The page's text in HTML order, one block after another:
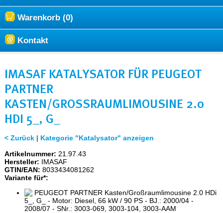
Warenkorb (0)
Kontakt
IMASAF KATALYSATOR FÜR PEUGEOT
PARTNER
KASTEN/GROSSRAUMLIMOUSINE 2.0 H
DI 5_, G_
< Zurück| Kategorie "Katalysator" anzeigen
Artikelnummer: 21.97.43
Hersteller: IMASAF
GTIN/EAN: 8033434081262
Variante für*:
PEUGEOT PARTNER Kasten/Großraumlimousine 2.0 HDi
5_, G_ - Motor: Diesel, 66 kW / 90 PS - BJ.: 2000/04 -
2008/07 - SNr.: 3003-069, 3003-104, 3003-AAM